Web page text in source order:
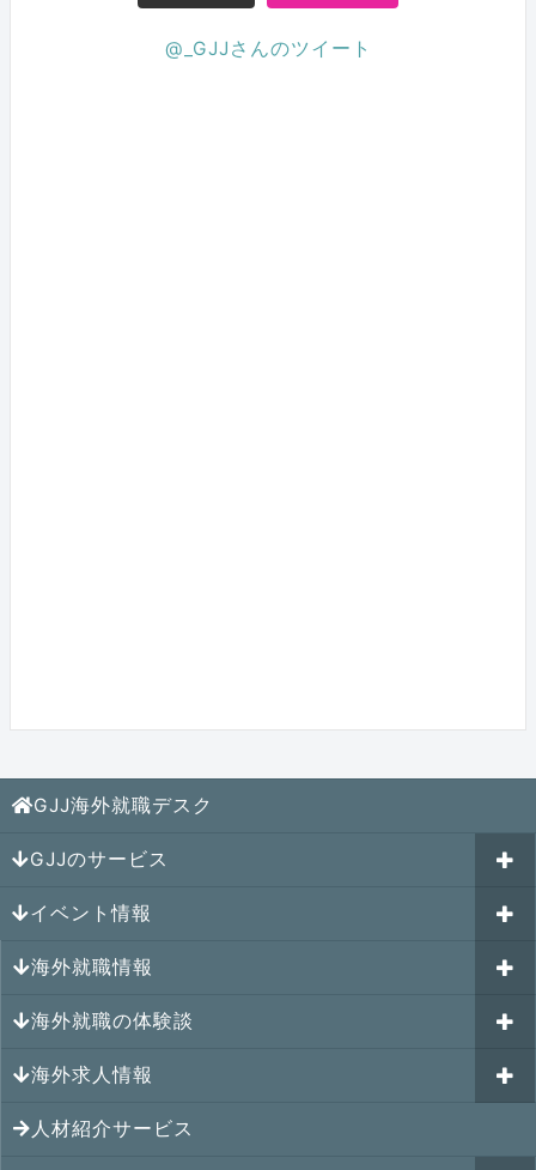
@_GJJさんのツイート
GJJ海外就職デスク
GJJのサービス
海外就職カウンセリング
はじめての海外就職セミナー
キャリアパスポートAI
GJJキャリア伴走プログラム
GJJキャリアコミュニティ
イベント情報
参加受付中のイベント
過去のイベント一覧
海外就職情報
アメリカの就職情報
カナダの就職情報
メキシコの就職情報
海外就職の体験談
海外就職その後の体験談
シンガポール就職の体験談
海外求人情報
シンガポールの求人
人材紹介サービス